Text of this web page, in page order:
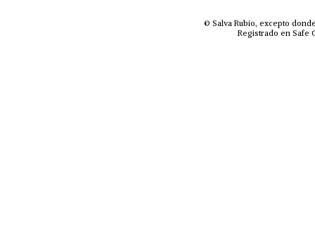
© Salva Rubio, excepto
Registrado en Safe